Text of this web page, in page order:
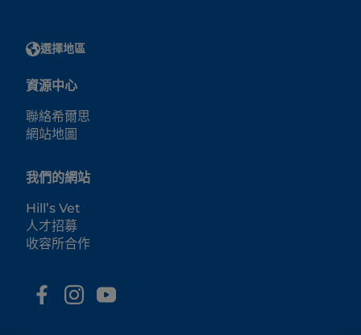
選擇地區
資源中心
聯絡希爾思
網站地圖
我們的網站
Hill’s Vet
人才招募
收容所合作